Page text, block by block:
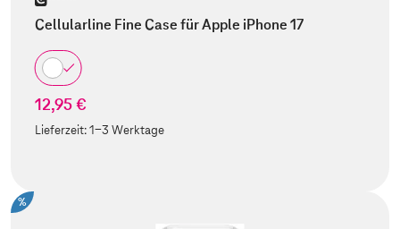
Cellularline Fine Case für Apple iPhone 17
12,95 €
Lieferzeit:1-3 Werktage
%